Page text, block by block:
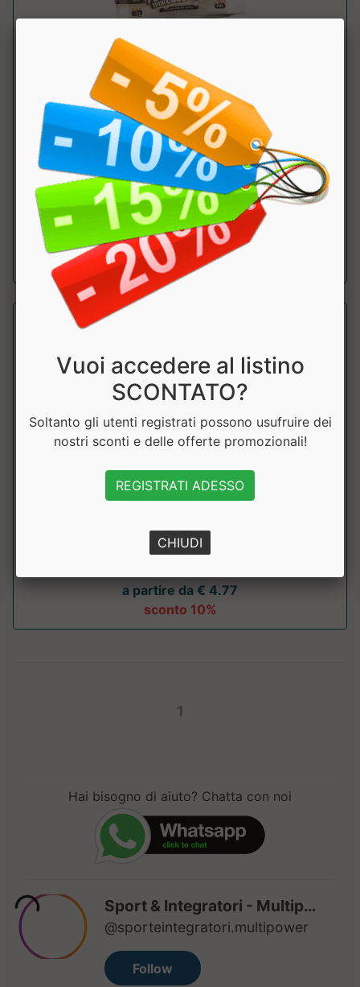
Max Black - total choc
Max Protein
Gustosi biscotti proteici al gusto Burro di Arachidi. Prodotto
Scontato....
a partire da € 4.77
sconto 10%
Max Cookies
Max Protein
proteico autentico e delizioso....
a partire da € 4.77
sconto 10%
1
Hai bisogno di aiuto? Chatta con noi
Vuoi accedere al listino
SCONTATO?
Soltanto gli utenti registrati possono usufruire dei
nostri sconti e delle offerte promozionali!
REGISTRATI ADESSO
CHIUDI